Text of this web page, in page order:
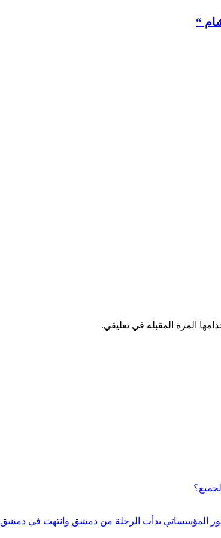
“
المرة المقبلة في تعليقي.
المؤسساتي بدأت الرحلة من دمشق وانتهت في دمشق